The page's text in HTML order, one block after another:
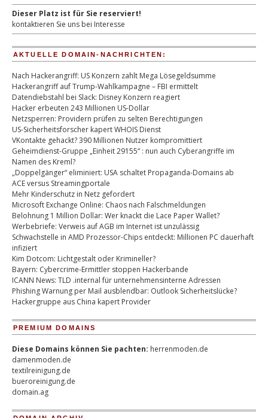
Dieser Platz ist für Sie reserviert!
kontaktieren Sie uns bei Interesse
AKTUELLE DOMAIN-NACHRICHTEN:
Nach Hackerangriff: US Konzern zahlt Mega Lösegeldsumme
Hackerangriff auf Trump-Wahlkampagne – FBI ermittelt
Datendiebstahl bei Slack: Disney Konzern reagiert
Hacker erbeuten 243 Millionen US-Dollar
Netzsperren: Providern prüfen zu selten Berechtigungen
US-Sicherheitsforscher kapert WHOIS Dienst
VKontakte gehackt? 390 Millionen Nutzer kompromittiert
Geheimdienst-Gruppe „Einheit 29155“ : nun auch Cyberangriffe im
Namen des Kreml?
„Doppelgänger“ eliminiert: USA schaltet Propaganda-Domains ab
ACE versus Streamingportale
Mehr Kinderschutz in Netz gefordert
Microsoft Exchange Online: Chaos nach Falschmeldungen
Belohnung 1 Million Dollar: Wer knackt die Lace Paper Wallet?
Werbebriefe: Verweis auf AGB im Internet ist unzulässig
Schwachstelle in AMD Prozessor-Chips entdeckt: Millionen PC dauerhaft
infiziert
Kim Dotcom: Lichtgestalt oder Krimineller?
Bayern: Cybercrime-Ermittler stoppen Hackerbande
ICANN News: TLD .internal für unternehmensinterne Adressen
Phishing Warnung per Mail ausblendbar: Outlook Sicherheitslücke?
Hackergruppe aus China kapert Provider
PREMIUM DOMAINS
Diese Domains können Sie pachten: herrenmoden.de
damenmoden.de
textilreinigung.de
bueroreinigung.de
domain.ag